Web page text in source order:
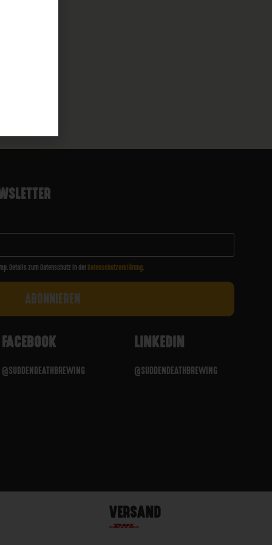
Details zum Datenschutz in der Datenschutzerklärung.
FACEBOOK
@SUDDENDEATHBREWING
LINKEDIN
@SUDDENDEATHBREWING
VERSAND